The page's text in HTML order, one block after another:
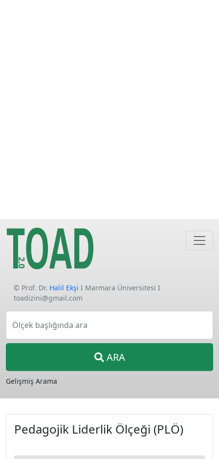
© Prof. Dr. Halil Ekşi I Marmara Üniversitesi I
toadizini@gmail.com
Ölçek başlığında ara
ARA
Gelişmiş Arama
Pedagojik Liderlik Ölçeği (PLÖ)